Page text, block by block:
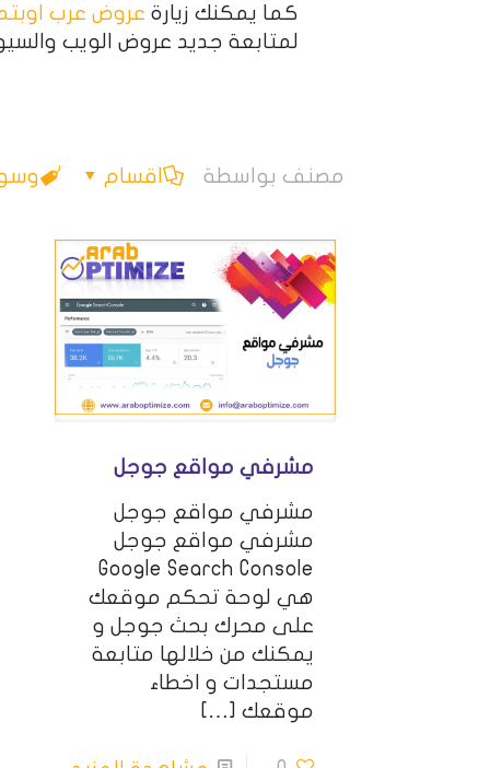
كما يمكنك زيارة عروض عرب
لمتابعة جديد عروض الويب
مصنف بواسطة اقسام
مشرفي مواقع جوجل
مشرفي مواقع جوجل
مشرفي مواقع جوجل
Google Search Console
هي لوحة تحكم موقعك
على محرك بحث جوجل و
يمكنك من خلالها متابعة
مستجدات و اخطاء
موقعك […]